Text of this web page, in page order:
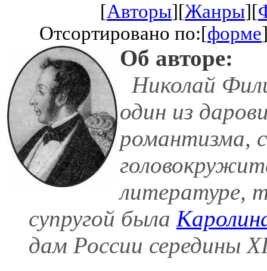
[Авторы][Жанры][
Отсортировано по:[форме
Об авторе:
Николай
один из
романтизма,
литературе,
супругой была
дам России середины